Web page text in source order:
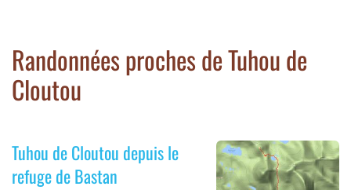
Randonnées proches de Tuhou de
Cloutou
Tuhou de Cloutou depuis le
refuge de Bastan